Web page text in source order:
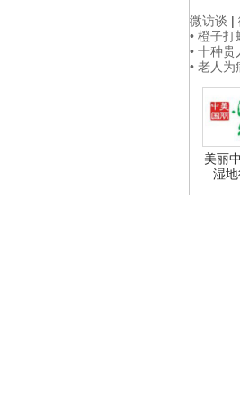
微访谈 |
• 橙子打
• 十种
• 老人
美丽
湿